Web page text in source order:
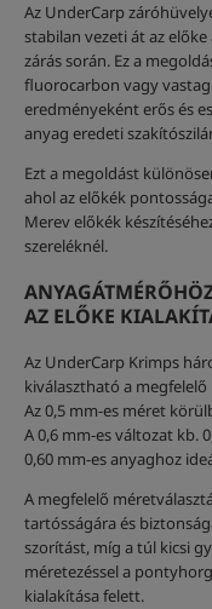
Az UnderCarp
stabilan vezeti át az
zárás során. Ez a
fluorocarbon vagy
eredményeként erős és
anyag eredeti
Ezt a megoldást
ahol az előkék
Merev előkék
szereléknél.
AZ ELŐKE
Az UnderCarp Krimps
kiválasztható a
Az 0,5 mm-es méret
A 0,6 mm-es változat kb.
0,60 mm-es anyaghoz
A megfelelő
tartósságára és
szorítást, míg a túl kicsi
méretezéssel a
kialakítása felett.